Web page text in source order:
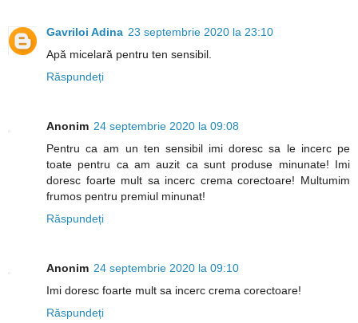
Gavriloi Adina 23 septembrie 2020 la 23:10
Apă micelară pentru ten sensibil.
Răspundeți
Anonim 24 septembrie 2020 la 09:08
Pentru ca am un ten sensibil imi doresc sa le incerc pe
toate pentru ca am auzit ca sunt produse minunate! Imi
doresc foarte mult sa incerc crema corectoare! Multumim
frumos pentru premiul minunat!
Răspundeți
Anonim 24 septembrie 2020 la 09:10
Imi doresc foarte mult sa incerc crema corectoare!
Răspundeți